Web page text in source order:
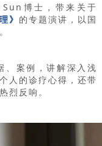
博士，带来关于
》 的专题演讲，以国
、案例，讲解深入浅
人的诊疗心得，还带
烈反响。